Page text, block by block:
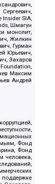
SIA,
Шмагун
монолит,
Жилкин
Гурман
Юрьевич,
Захаров
Максим
Андрей
Фонд
Фонд
человека,
поддержке